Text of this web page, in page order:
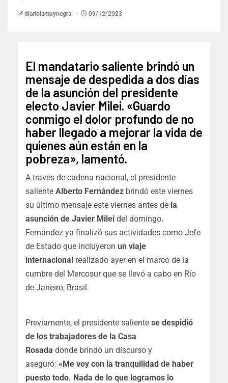
diariolamuynegra 09/12/2023
El mandatario saliente brindó un
mensaje de despedida a dos días
de la asunción del presidente
electo Javier Milei. «Guardo
conmigo el dolor profundo de no
haber llegado a mejorar la vida de
quienes aún están en la
pobreza», lamentó.
A través de cadena nacional, el presidente
saliente Alberto Fernández brindó este viernes
su último mensaje este viernes antes de la
asunción de Javier Milei del domingo.
Fernández ya finalizó sus actividades como Jefe
de Estado que incluyeron un viaje
internacional realizado ayer en el marco de la
cumbre del Mercosur que se llevó a cabo en Río
de Janeiro, Brasil.
Previamente, el presidente saliente se despidió
de los trabajadores de la Casa
Rosada donde brindó un discurso y
aseguró: «Me voy con la tranquilidad de haber
puesto todo. Nada de lo que logramos lo